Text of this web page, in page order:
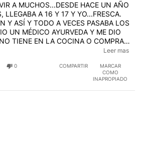
A MUCHOS...DESDE HACE UN AÑO
LLEGABA A 16 Y 17 Y YO...FRESCA.
Y ASÍ Y TODO A VECES PASABA LOS
UN MÉDICO AYURVEDA Y ME DIO
TIENE EN LA COCINA O COMPRA
Y RARAMENTE PASE LOS 13.
TOY CONTENTA.
Leer mas
0 COMPARTIR
MARCAR
COMO
INAPROPIADO